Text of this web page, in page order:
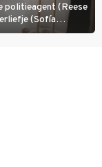
politieagent (Reese
(Sofía
en moordlustige